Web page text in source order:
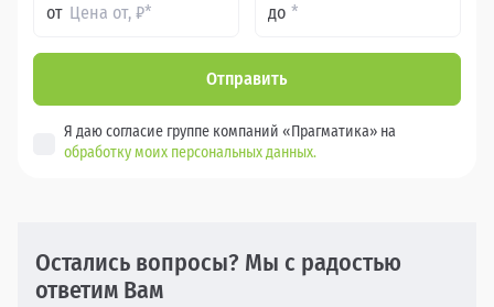
от до
Отправить
Я даю согласие группе компаний «Прагматика» на
обработку моих персональных данных.
Остались вопросы? Мы с радостью
ответим Вам